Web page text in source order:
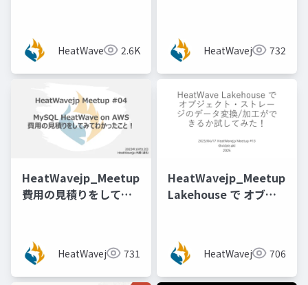
HeatWave へのデータ
連携 [稲葉 祐人 氏（ス
マートスタイル）]
HeatWavejp 2.6K
ージド型Oracle
GoldenGateのご紹介
HeatWavejp 732
費用の見積りをしてみ
HeatWavejp 731
Lakehouse で オブジ
か試してみた！
[@vidaisuki 氏]
HeatWavejp 706